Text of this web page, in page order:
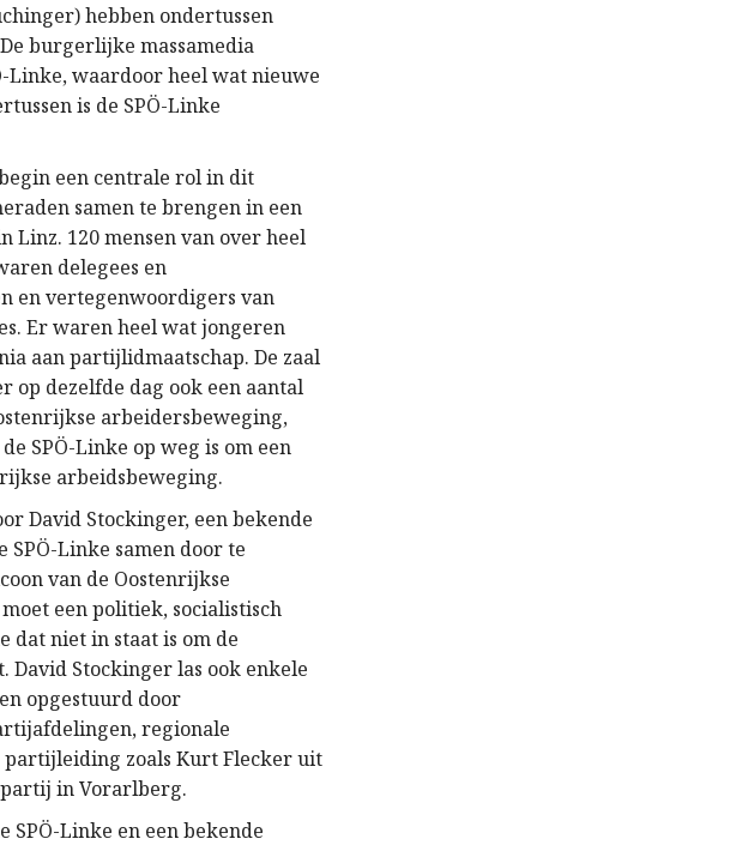
hebben ondertussen
burgerlijke massamedia
Linke, waardoor heel wat nieuwe
is de SPÖ-Linke
een centrale rol in dit
samen te brengen in een
Linz. 120 mensen van over heel
delegees en
en vertegenwoordigers van
Er waren heel wat jongeren
aan partijlidmaatschap. De zaal
op dezelfde dag ook een aantal
arbeidersbeweging,
SPÖ-Linke op weg is om een
arbeidsbeweging.
David Stockinger, een bekende
SPÖ-Linke samen door te
van de Oostenrijkse
een politiek, socialistisch
dat niet in staat is om de
David Stockinger las ook enkele
opgestuurd door
regionale
partijleiding zoals Kurt Flecker uit
in Vorarlberg.
SPÖ-Linke en een bekende